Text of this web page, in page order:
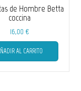
se
página
de Hombre Betta
coccina
16,00 €
AL CARRITO
Este
tiene
múltiples